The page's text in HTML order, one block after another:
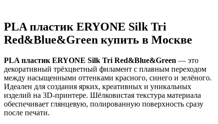
PLA пластик ERYONE Silk Tri
Red&Blue&Green купить в Москве
PLA пластик ERYONE Silk Tri Red&Blue&Green — это
декоративный трёхцветный филамент с плавным переходом
между насыщенными оттенками красного, синего и зелёного.
Идеален для создания ярких, креативных и уникальных
изделий на 3D-принтере. Шёлковистая текстура материала
обеспечивает глянцевую, полированную поверхность сразу
после печати.